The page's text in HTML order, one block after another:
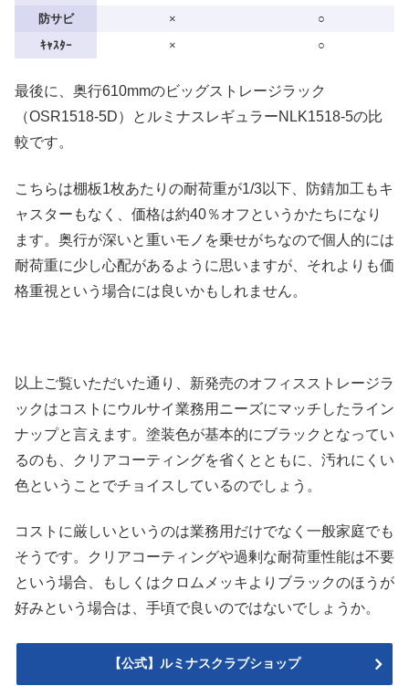
防サビ
×
○
ｷｬｽﾀｰ
× ○
最後に、奥行610mmのビッグストレージラック
（OSR1518-5D）とルミナスレギュラーNLK1518-5の比
較です。
こちらは棚板1枚あたりの耐荷重が1/3以下、防錆加工もキ
ャスターもなく、価格は約40％オフというかたちになり
ます。奥行が深いと重いモノを乗せがちなので個人的には
耐荷重に少し心配があるように思いますが、それよりも価
格重視という場合には良いかもしれません。
以上ご覧いただいた通り、新発売のオフィスストレージラ
ックはコストにウルサイ業務用ニーズにマッチしたライン
ナップと言えます。塗装色が基本的にブラックとなってい
るのも、クリアコーティングを省くとともに、汚れにくい
色ということでチョイスしているのでしょう。
コストに厳しいというのは業務用だけでなく一般家庭でも
そうです。クリアコーティングや過剰な耐荷重性能は不要
という場合、もしくはクロムメッキよりブラックのほうが
好みという場合は、手頃で良いのではないでしょうか。
【公式】ルミナスクラブショップ